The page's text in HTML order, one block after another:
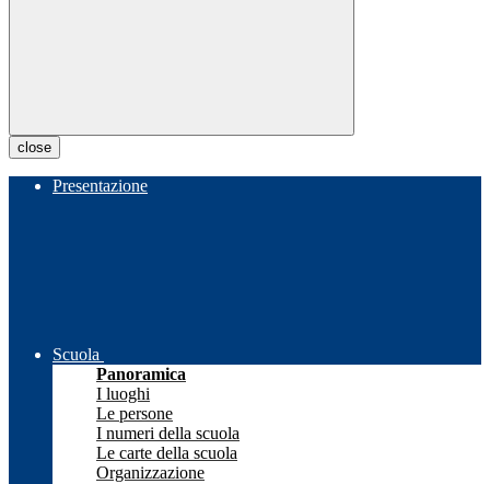
close
Presentazione
Scuola
Panoramica
I luoghi
Le persone
I numeri della scuola
Le carte della scuola
Organizzazione